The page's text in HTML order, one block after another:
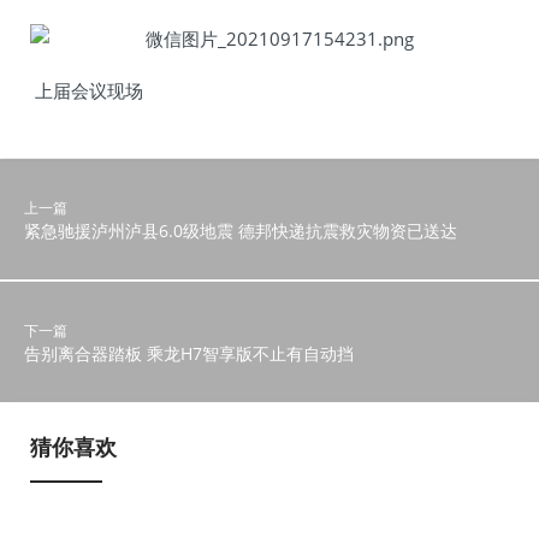
上届会议现场
上一篇
紧急驰援泸州泸县6.0级地震 德邦快递抗震救灾物资已送达
下一篇
告别离合器踏板 乘龙H7智享版不止有自动挡
猜你喜欢